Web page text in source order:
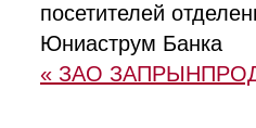
посетителей
Юниаструм Банка
« ЗАО